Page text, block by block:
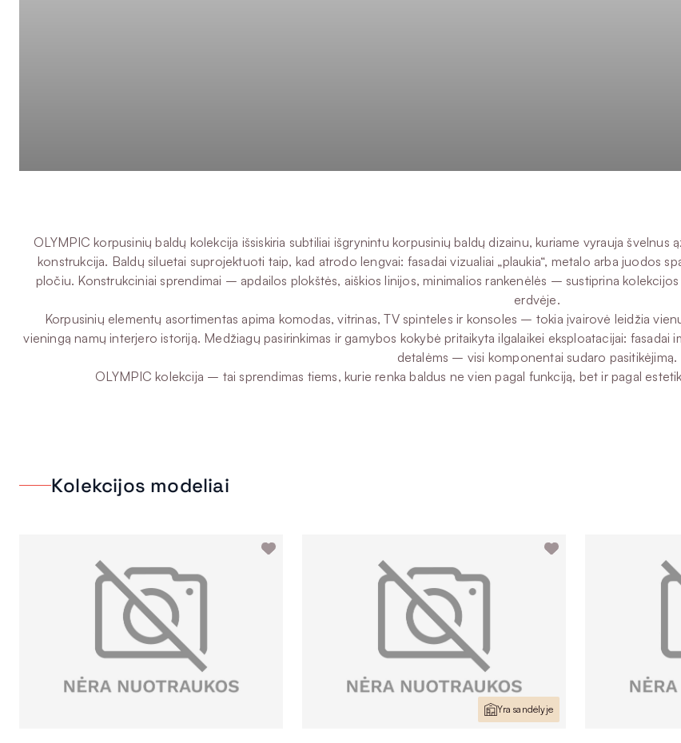
OLYMPIC korpusinių baldų kolekcija išsiskiria subtiliai išgrynintu korpusinių baldų dizainu, kuriame vyrauja
konstrukcija. Baldų siluetai suprojektuoti taip, kad atrodo lengvai: fasadai vizualiai „plaukia“, metalo arba juodos
pločiu. Konstrukciniai sprendimai – apdailos plokštės, aiškios linijos, minimalios rankenėlės – sustiprina
erdvėje.
Korpusinių elementų asortimentas apima komodas, vitrinas, TV spinteles ir konsoles – tokia įvairovė leidžia
vieningą namų interjero istoriją. Medžiagų pasirinkimas ir gamybos kokybė pritaikyta ilgalaikei eksploatacijai:
detalėms – visi komponentai sudaro pasitikėjimą.
OLYMPIC kolekcija – tai sprendimas tiems, kurie renka baldus ne vien pagal funkciją, bet ir pagal
Kolekcijos modeliai
Yra sandėlyje